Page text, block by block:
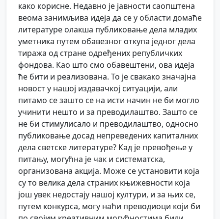
како корисне. Недавно је јавности саопштена
веома занимљива идеја да се у области домаће
литературе олакша публиковање дела младих
уметника путем обавезног откупа једног дела
тиража од стране одређених републичких
фондова. Као што смо обавештени, ова идеја
ће бити и реализована. То је свакако значајна
новост у нашој издавачкој ситуацији, али
питамо се зашто се на исти начин не би могло
учинити нешто и за преводилаштво. Зашто се
не би стимулисало и преводилаштво, односно
публиковање досад непреведених капиталних
дела светске литературе? Кад је превођење у
питању, могућна је чак и систематска,
организована акција. Може се установити која
су то велика дела страних књижевности која
још увек недостају нашој култури, и за њих се,
путем конкурса, могу наћи преводиоци који би